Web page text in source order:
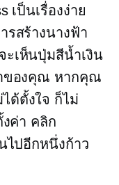
เป็นเรื่องง่าย
รสร้างนางฟ้า
เห็นปุ่มสีน้ำเงิน
ของคุณ หากคุณ
ด้ตั้งใจ ก็ไม่
งค่า คลิก
ไปอีกหนึ่งก้าว